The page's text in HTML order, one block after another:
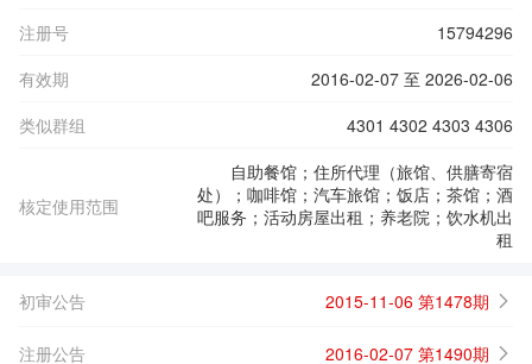
注册号
15794296
有效期
2016-02-07 至 2026-02-06
类似群组
4301 4302 4303 4306
核定使用范围
自助餐馆；住所代理（旅馆、供膳寄宿
处）；咖啡馆；汽车旅馆；饭店；茶馆；酒
吧服务；活动房屋出租；养老院；饮水机出
租
初审公告 2015-11-06 第1478期
注册公告 2016-02-07 第1490期